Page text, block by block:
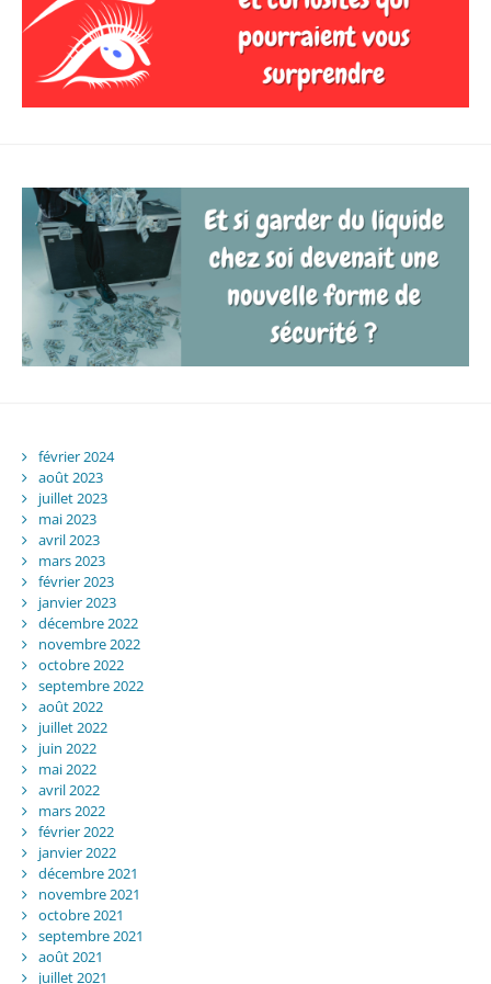
février 2024
août 2023
juillet 2023
mai 2023
avril 2023
mars 2023
février 2023
janvier 2023
décembre 2022
novembre 2022
octobre 2022
septembre 2022
août 2022
juillet 2022
juin 2022
mai 2022
avril 2022
mars 2022
février 2022
janvier 2022
décembre 2021
novembre 2021
octobre 2021
septembre 2021
août 2021
juillet 2021